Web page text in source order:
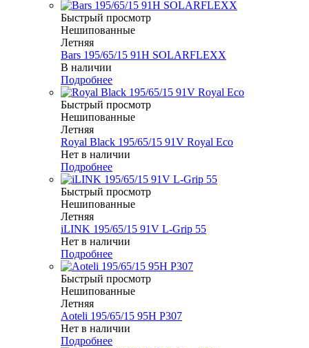
Быстрый просмотр
Нешипованные
Летняя
Bars 195/65/15 91H SOLARFLEXX
В наличии
Подробнее
Быстрый просмотр
Нешипованные
Летняя
Royal Black 195/65/15 91V Royal Eco
Нет в наличии
Подробнее
Быстрый просмотр
Нешипованные
Летняя
iLINK 195/65/15 91V L-Grip 55
Нет в наличии
Подробнее
Быстрый просмотр
Нешипованные
Летняя
Aoteli 195/65/15 95H P307
Нет в наличии
Подробнее